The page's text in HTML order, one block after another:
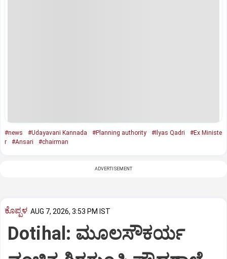
#news #Udayavani Kannada #Planning authority #Ilyas Qadri
#Ex Ministe
r
#Ansari #chairman
ADVERTISEMENT
ಕೊಪ್ಪಳ AUG 7, 2026, 3:53 PM IST
Dotihal: ಮೂಲಸೌಕರ್ಯ